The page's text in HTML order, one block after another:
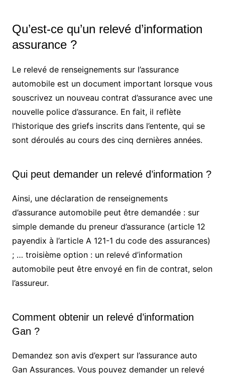
Qu’est-ce qu’un relevé d’information
assurance ?
Le relevé de renseignements sur l’assurance
automobile est un document important lorsque vous
souscrivez un nouveau contrat d’assurance avec une
nouvelle police d’assurance. En fait, il reflète
l’historique des griefs inscrits dans l’entente, qui se
sont déroulés au cours des cinq dernières années.
Qui peut demander un relevé d’information ?
Ainsi, une déclaration de renseignements
d’assurance automobile peut être demandée : sur
simple demande du preneur d’assurance (article 12
payendix à l’article A 121-1 du code des assurances)
; … troisième option : un relevé d’information
automobile peut être envoyé en fin de contrat, selon
l’assureur.
Comment obtenir un relevé d’information
Gan ?
Demandez son avis d’expert sur l’assurance auto
Gan Assurances. Vous pouvez demander un relevé